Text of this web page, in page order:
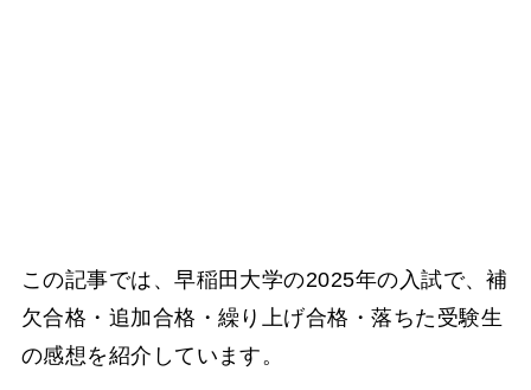
この記事では、早稲田大学の2025年の入試で、補
欠合格・追加合格・繰り上げ合格・落ちた受験生
の感想を紹介しています。